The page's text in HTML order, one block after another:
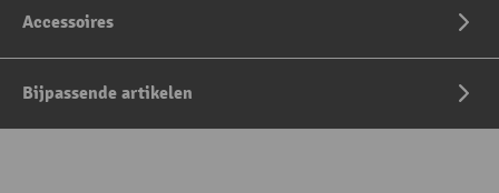
Accessoires
Bijpassende artikelen